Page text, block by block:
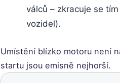
válců – zkracuje se
vozidel).
Umístění blízko motoru není
startu jsou emisně nejhorší.